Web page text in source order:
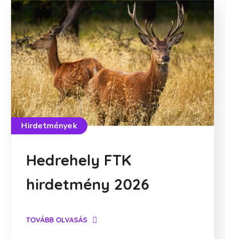
Hirdetmények
Hedrehely FTK
hirdetmény 2026
TOVÁBB OLVASÁS